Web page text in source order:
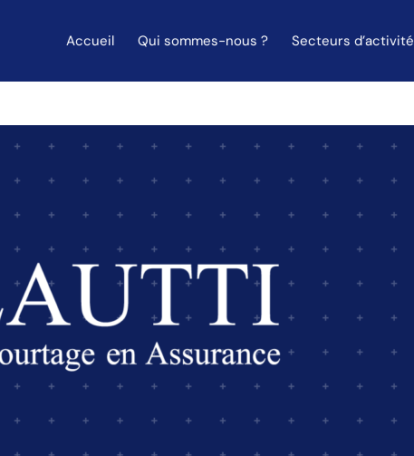
Accueil Qui sommes-nous ? Secteurs d’activité